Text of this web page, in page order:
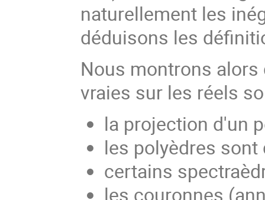
naturellement les
déduisons les
Nous montrons
vraies sur les réels
la projection d'un
les polyèdres
certains
les couronnes